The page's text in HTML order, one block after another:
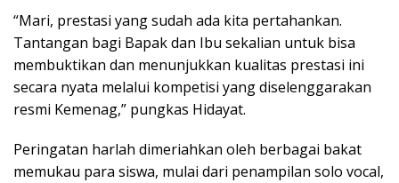
“Mari, prestasi yang sudah ada kita pertahankan.
Tantangan bagi Bapak dan Ibu sekalian untuk bisa
membuktikan dan menunjukkan kualitas prestasi ini
secara nyata melalui kompetisi yang diselenggarakan
resmi Kemenag,” pungkas Hidayat.
Peringatan harlah dimeriahkan oleh berbagai bakat
memukau para siswa, mulai dari penampilan solo vocal,